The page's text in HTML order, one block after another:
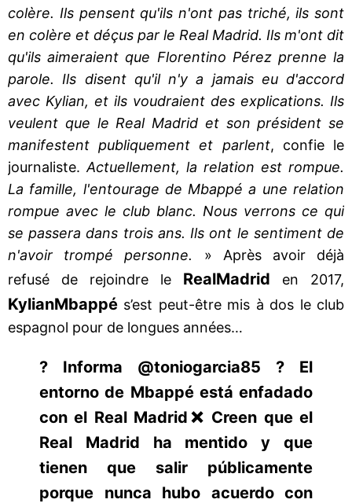
colère. Ils pensent qu'ils n'ont pas triché, ils sont
en colère et déçus par le Real Madrid. Ils m'ont dit
qu'ils aimeraient que Florentino Pérez prenne la
parole. Ils disent qu'il n'y a jamais eu d'accord
avec Kylian, et ils voudraient des explications. Ils
veulent que le Real Madrid et son président se
manifestent publiquement et parlent, confie le
journaliste. Actuellement, la relation est rompue.
La famille, l'entourage de Mbappé a une relation
rompue avec le club blanc. Nous verrons ce qui
se passera dans trois ans. Ils ont le sentiment de
n'avoir trompé personne.
» Après avoir déjà
refusé de rejoindre le RealMadrid en 2017,
KylianMbappé s’est peut-être mis à dos le club
espagnol pour de longues années…
? Informa @toniogarcia85 ? El
entorno de Mbappé está enfadado
con el Real Madrid❌ Creen que el
Real Madrid ha mentido y que
tienen que salir públicamente
porque nunca hubo acuerdo con